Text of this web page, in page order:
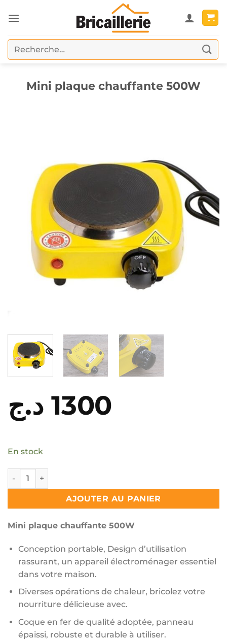
au
Recherche
pour :
Mini plaque chauffante 500W
1300 د.ج
En stock
quantité de Mini plaque chauffante 500W
AJOUTER AU PANIER
Mini plaque chauffante 500W
Conception portable, Design d’utilisation
rassurant, un appareil électroménager essentiel
dans votre maison.
Diverses opérations de chaleur, bricolez votre
nourriture délicieuse avec.
Coque en fer de qualité adoptée, panneau
épaissi, robuste et durable à utiliser.